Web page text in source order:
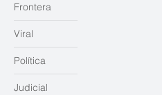
Judicial
Frontera
Viral
Política